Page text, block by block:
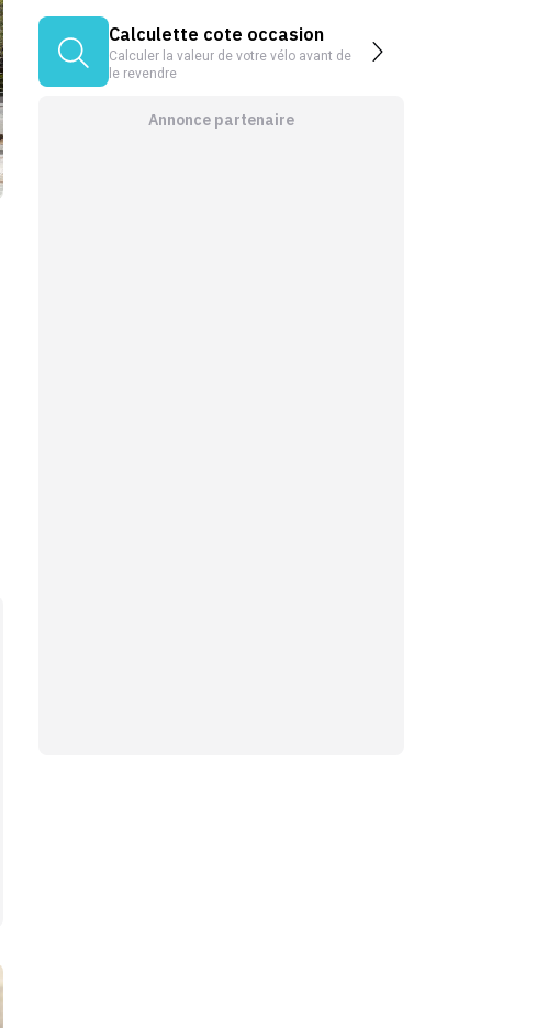
Calculette cote occasion
Calculer la valeur de votre vélo avant de
le revendre
Annonce partenaire